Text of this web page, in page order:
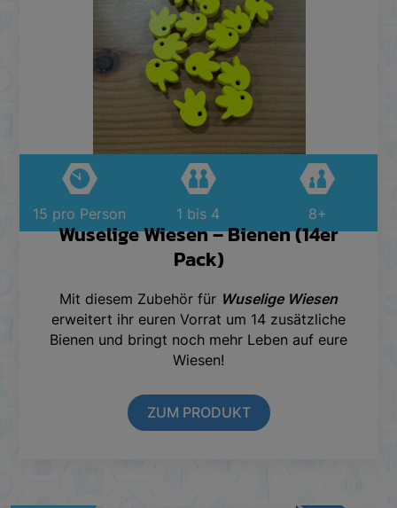
Wuselige Wiesen – Bienen (14er
Pack)
Mit diesem Zubehör für Wuselige Wiesen
erweitert ihr euren Vorrat um 14 zusätzliche
Bienen und bringt noch mehr Leben auf eure
Wiesen!
ZUM PRODUKT
15 pro Person 1 bis 4 8+